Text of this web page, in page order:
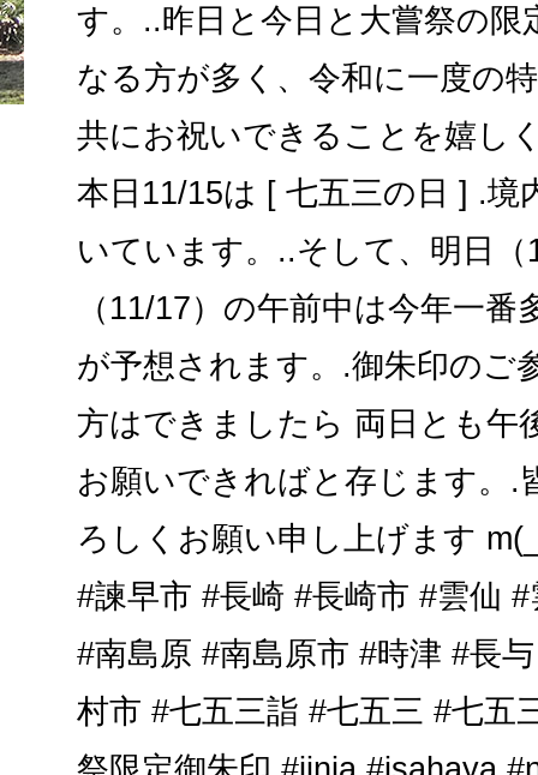
す。..昨日と今日と大嘗祭の限
なる方が多く、令和に一度の
共にお祝いできることを嬉し
本日11/15は [ 七五三の日 ] .境
いています。..そして、明日（
（11/17）の午前中は今年一
が予想されます。.御朱印のご
方はできましたら 両日とも午
お願いできればと存じます。.
ろしくお願い申し上げます
#諫早市 #長崎 #長崎市 #雲仙
#南島原 #南島原市 #時津 #長
村市 #七五三詣 #七五三 #七五